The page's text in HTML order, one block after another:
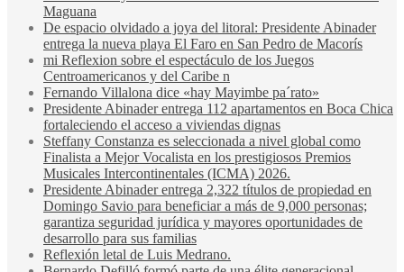
Maguana
De espacio olvidado a joya del litoral: Presidente Abinader
entrega la nueva playa El Faro en San Pedro de Macorís
mi Reflexion sobre el espectáculo de los Juegos
Centroamericanos y del Caribe n
Fernando Villalona dice «hay Mayimbe pa´rato»
Presidente Abinader entrega 112 apartamentos en Boca Chica
fortaleciendo el acceso a viviendas dignas
Steffany Constanza es seleccionada a nivel global como
Finalista a Mejor Vocalista en los prestigiosos Premios
Musicales Intercontinentales (ICMA) 2026.
Presidente Abinader entrega 2,322 títulos de propiedad en
Domingo Savio para beneficiar a más de 9,000 personas;
garantiza seguridad jurídica y mayores oportunidades de
desarrollo para sus familias
Reflexión letal de Luis Medrano.